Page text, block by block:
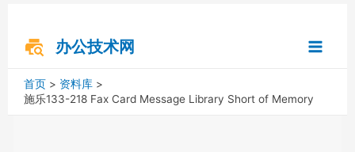
办公技术网
Menu
首页
资料库
施乐133-218 Fax Card Message Library Short of Memory